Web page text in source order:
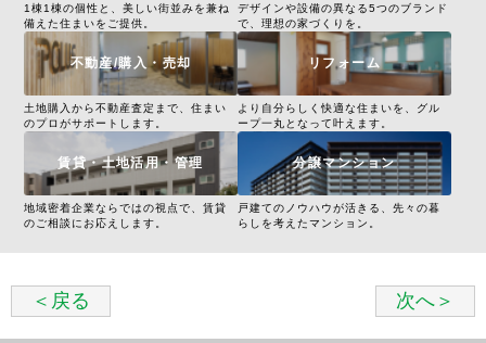
1棟1棟の個性と、美しい街並みを兼ね
備えた住まいをご提供。
デザインや設備の異なる5つのブランド
で、理想の家づくりを。
不動産/購入・売却
土地購入から不動産査定まで、住まい
のプロがサポートします。
リフォーム
より自分らしく快適な住まいを、グル
ープ一丸となって叶えます。
賃貸・土地活用・管理
地域密着企業ならではの視点で、賃貸
のご相談にお応えします。
分譲マンション
戸建てのノウハウが活きる、先々の暮
らしを考えたマンション。
＜戻る 次へ＞